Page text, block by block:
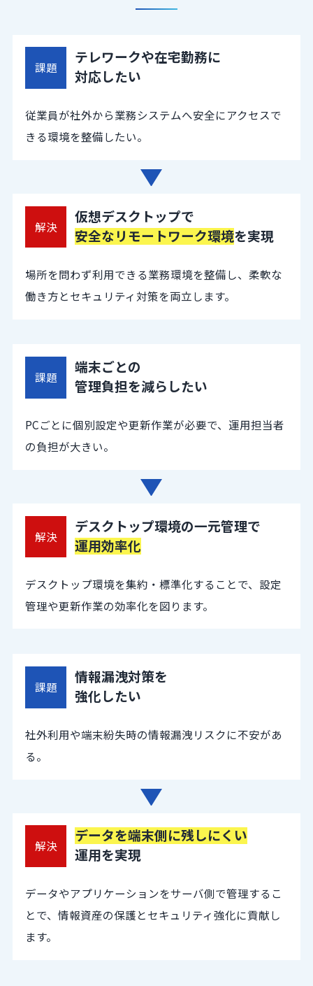
課題
テレワークや在宅勤務に
対応したい
従業員が社外から業務システムへ安全にアクセスで
きる環境を整備したい。
解決
仮想デスクトップで
安全なリモートワーク環境を実現
場所を問わず利用できる業務環境を整備し、柔軟な
働き方とセキュリティ対策を両立します。
課題
端末ごとの
管理負担を減らしたい
PCごとに個別設定や更新作業が必要で、運用担当者
の負担が大きい。
解決
デスクトップ環境の一元管理で
運用効率化
デスクトップ環境を集約・標準化することで、設定
管理や更新作業の効率化を図ります。
課題
情報漏洩対策を
強化したい
社外利用や端末紛失時の情報漏洩リスクに不安があ
る。
解決
データを端末側に残しにくい
運用を実現
データやアプリケーションをサーバ側で管理するこ
とで、情報資産の保護とセキュリティ強化に貢献し
ます。